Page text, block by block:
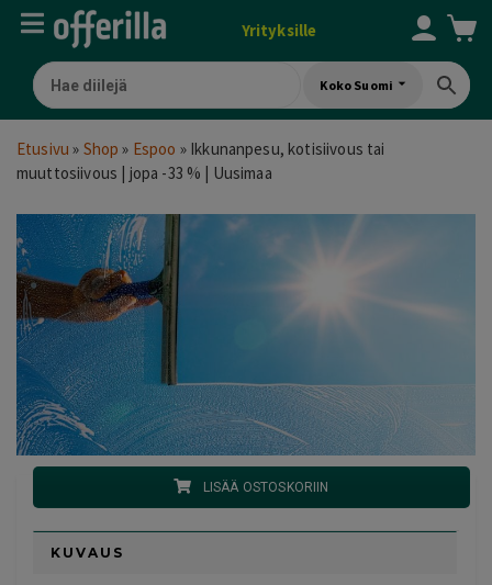
Yrityksille
Koko Suomi
Etusivu » Shop » Espoo » Ikkunanpesu, kotisiivous tai
muuttosiivous | jopa -33 % | Uusimaa
LISÄÄ OSTOSKORIIN
KUVAUS